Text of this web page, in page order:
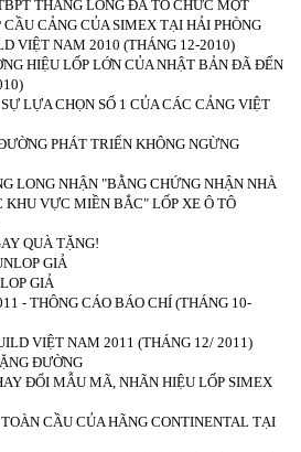
THĂNG LONG ĐÃ TỔ CHỨC MỘT
CẢNG CỦA SIMEX TẠI HẢI PHÒNG
VIỆT NAM 2010 (THÁNG 12-2010)
HIỆU LỐP LỚN CỦA NHẬT BẢN ĐÃ ĐẾN
LỰA CHỌN SỐ 1 CỦA CÁC CẢNG VIỆT
PHÁT TRIỂN KHÔNG NGỪNG
LONG NHẬN "BẰNG CHỨNG NHẬN NHÀ
KHU VỰC MIỀN BẮC" LỐP XE Ô TÔ
QUÀ TẶNG!
GIẢ
GIẢ
- THÔNG CÁO BÁO CHÍ (THÁNG 10-
VIỆT NAM 2011 (THÁNG 12/ 2011)
ĐƯỜNG
ĐỔI MẪU MÃ, NHÃN HIỆU LỐP SIMEX
CẦU CỦA HÃNG CONTINENTAL TẠI